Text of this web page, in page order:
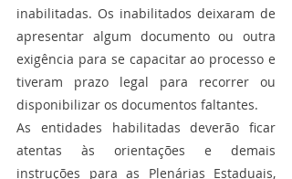
inabilitadas. Os inabilitados deixaram de
apresentar algum documento ou outra
exigência para se capacitar ao processo e
tiveram prazo legal para recorrer ou
disponibilizar os documentos faltantes.
As entidades habilitadas deverão ficar
atentas às orientações e demais
instruções para as Plenárias Estaduais,